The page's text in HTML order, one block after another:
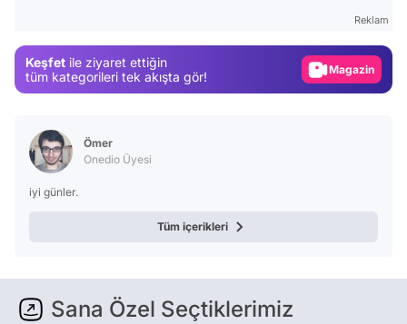
Reklam
Keşfet ile ziyaret ettiğin
tüm kategorileri tek akışta gör!
Video
Ömer
Onedio Üyesi
iyi günler.
Tüm içerikleri
Sana Özel Seçtiklerimiz